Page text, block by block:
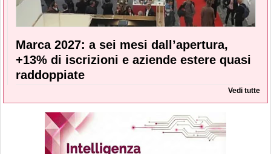
Marca 2027: a sei mesi dall’apertura,
+13% di iscrizioni e aziende estere quasi
raddoppiate
Vedi tutte